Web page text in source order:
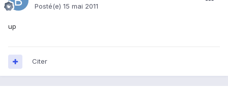
Posté(e) 15 mai 2011
up
Citer